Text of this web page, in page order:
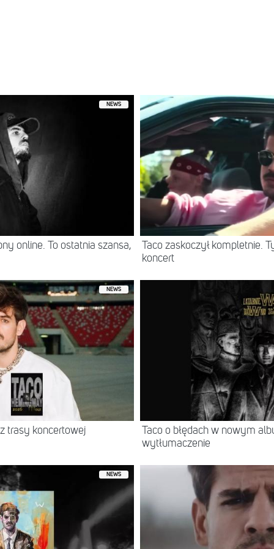
NEWS
online. To ostatnia szansa,
Taco zaskoczył kompletnie.
koncert
NEWS
trasy koncertowej
Taco o błędach w nowym
wytłumaczenie
NEWS